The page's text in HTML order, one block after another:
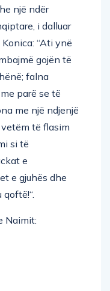
një ndër
i dalluar
“Ati ynë
gojën të
falna
parë se të
me një ndjenjë
të flasim
si të
e
e gjuhës dhe
Naimit: